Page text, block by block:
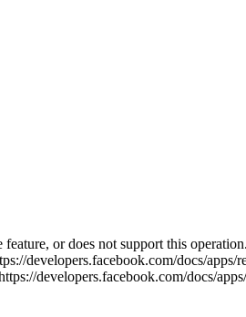
or does not support this
developers.facebook.com/docs/apps/
developers.facebook.com/docs/